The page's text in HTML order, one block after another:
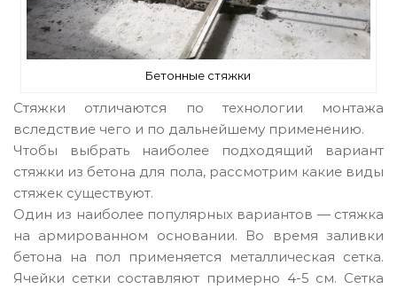
Бетонные стяжки
Стяжки отличаются по технологии монтажа
вследствие чего и по дальнейшему применению.
Чтобы выбрать наиболее подходящий вариант
стяжки из бетона для пола, рассмотрим какие виды
стяжек существуют.
Один из наиболее популярных вариантов — стяжка
на армированном основании. Во время заливки
бетона на пол применяется металлическая сетка.
Ячейки сетки составляют примерно 4-5 см. Сетка